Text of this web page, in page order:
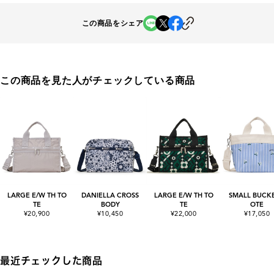
この商品をシェア
この商品を見た人がチェックしている商品
LARGE E/W TH TO
TE
¥20,900
DANIELLA CROSS
BODY
¥10,450
LARGE E/W TH TO
TE
¥22,000
SMALL
OTE
¥17,050
最近チェックした商品